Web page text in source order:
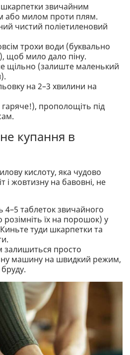
шкарпетки звичайним
або милом проти плям.
чистий поліетиленовий
трохи води (буквально
щоб мило дало піну.
щільно (залиште маленький
на 2–3 хвилини на
прополощіть під
купання в
кислоту, яка чудово
і жовтизну на бавовні, не
таблеток звичайного
їх на порошок) у
туди шкарпетки та
залишиться просто
машину на швидкий режим,